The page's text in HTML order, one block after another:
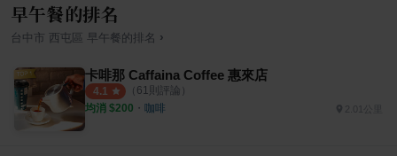
早午餐的排名
台中市 西屯區 早午餐的排名 ›
卡啡那 Caffaina Coffee 惠來店
4.1 （ 61則評論）
均消 $200 ・ 咖啡